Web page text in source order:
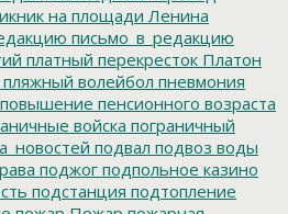
на площади Ленина
письмо_в_редакцию
платный перекресток Платон
пляжный волейбол пневмония
повышение пенсионного возраста
войска пограничный
подвал подвоз воды
поджог подпольное казино
подстанция подтопление